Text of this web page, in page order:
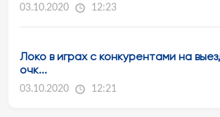
03.10.2020 12:23
Локо в играх с конкурентами на
очк...
03.10.2020 12:21